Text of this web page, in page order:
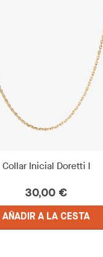
Collar Inicial Doretti I
30,00 €
AÑADIR A LA CESTA